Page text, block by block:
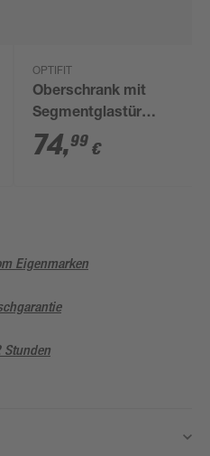
OPTIFIT
Oberschrank mit
Segmentglastür
'Optikomfort Erik290'
eichefarben 50 x 70,4
74,99 €
Eigenmarken